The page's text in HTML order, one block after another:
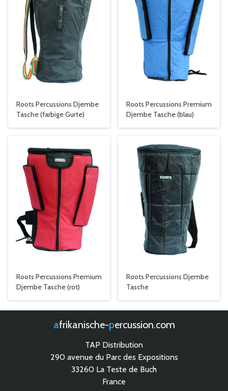
Roots Percussions Djembe
Tasche (farbige Gurte)
Roots Percussions Premium
Djembe Tasche (blau)
Roots Percussions Premium
Djembe Tasche (rot)
Roots Percussions Djembe
Tasche
afrikanische- percussion.com
TAP Distribution
290 avenue du Parc des Expositions
33260 La Teste de Buch
France